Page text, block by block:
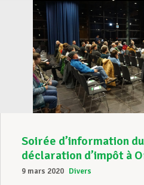
Soirée d’information
déclaration d’impôt à
9 mars 2020 Divers